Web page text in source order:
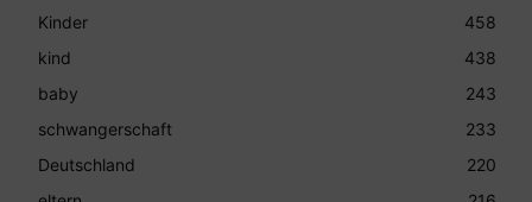
Kinder
458
kind
438
baby
243
schwangerschaft
233
Deutschland
220